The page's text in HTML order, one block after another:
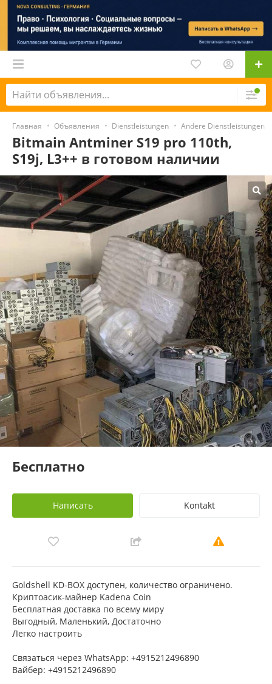
Главная Объявления Dienstleistungen Andere Dienstleistungen
Bitmain Antminer S19 pro 110th,
S19j, L3++ в готовом наличии
Бесплатно
Написать Kontakt
Goldshell KD-BOX доступен, количество ограничено.
Криптоасик-майнер Kadena Coin
Бесплатная доставка по всему миру
Выгодный, Маленький, Достаточно
Легко настроить
Связаться через WhatsApp: +4915212496890
Вайбер: +4915212496890